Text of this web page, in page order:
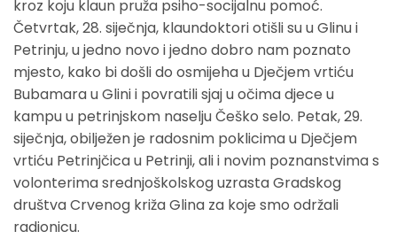
kroz koju klaun pruža psiho-socijalnu pomoć.
Četvrtak, 28. siječnja, klaundoktori otišli su u Glinu i
Petrinju, u jedno novo i jedno dobro nam poznato
mjesto, kako bi došli do osmijeha u Dječjem vrtiću
Bubamara u Glini i povratili sjaj u očima djece u
kampu u petrinjskom naselju Češko selo. Petak, 29.
siječnja, obilježen je radosnim poklicima u Dječjem
vrtiću Petrinjčica u Petrinji, ali i novim poznanstvima s
volonterima srednjoškolskog uzrasta Gradskog
društva Crvenog križa Glina za koje smo održali
radionicu.